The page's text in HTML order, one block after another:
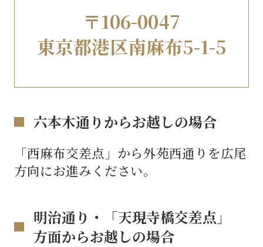
〒106-0047
東京都港区南麻布5-1-5
六本木通りからお越しの場合
「西麻布交差点」から外苑西通りを広尾
方向にお進みください。
明治通り・「天現寺橋交差点」
方面からお越しの場合